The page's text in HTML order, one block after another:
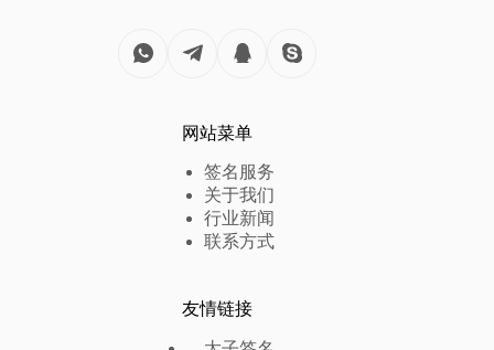
网站菜单
签名服务
关于我们
行业新闻
联系方式
友情链接